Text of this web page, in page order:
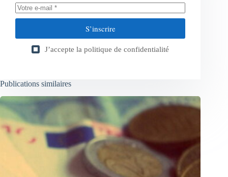
S’inscrire
J’accepte la politique de confidentialité
Publications similaires